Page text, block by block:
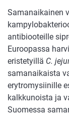
Samanaikainen
antibiooteille
Euroopassa
eristetyillä C.
samanaikaista
erytromysiinille
kalkkunoista ja
Suomessa